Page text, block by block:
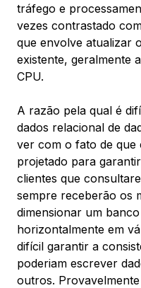
tráfego e
vezes contrastado
que envolve atualizar
existente, geralmente
CPU.
A razão pela qual é
dados relacional de
ver com o fato de que
projetado para
clientes que
sempre receberão os
dimensionar um
horizontalmente em
difícil garantir a
poderiam escrever
outros.